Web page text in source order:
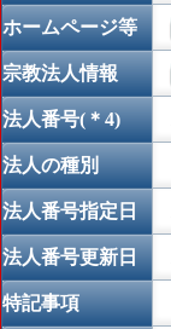
ホームページ等
宗教法人情報
法人番号(＊4)
法人の種別
法人番号指定日
法人番号更新日
特記事項